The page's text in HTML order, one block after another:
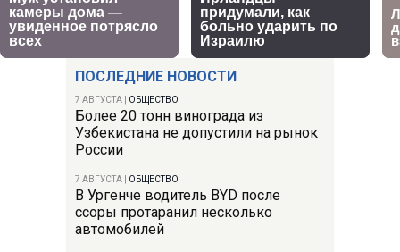
ПОСЛЕДНИЕ НОВОСТИ
7 АВГУСТА ОБЩЕСТВО
Более 20 тонн винограда из
Узбекистана не допустили на рынок
России
7 АВГУСТА ОБЩЕСТВО
В Ургенче водитель BYD после
ссоры протаранил несколько
автомобилей